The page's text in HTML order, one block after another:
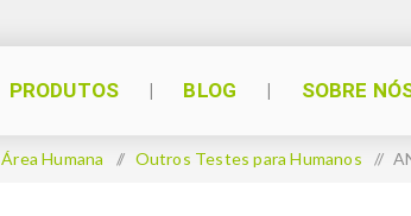
PRODUTOS BLOG SOBRE
Área Humana / Outros Testes para Humanos /